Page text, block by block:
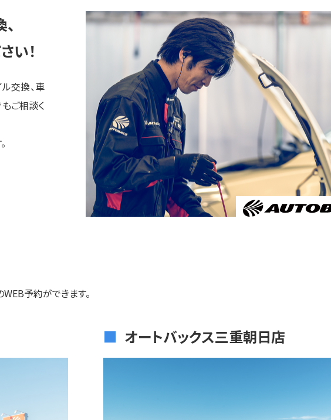
い！
交換、車
ご相談く
予約ができます。
オートバックス三重朝日店